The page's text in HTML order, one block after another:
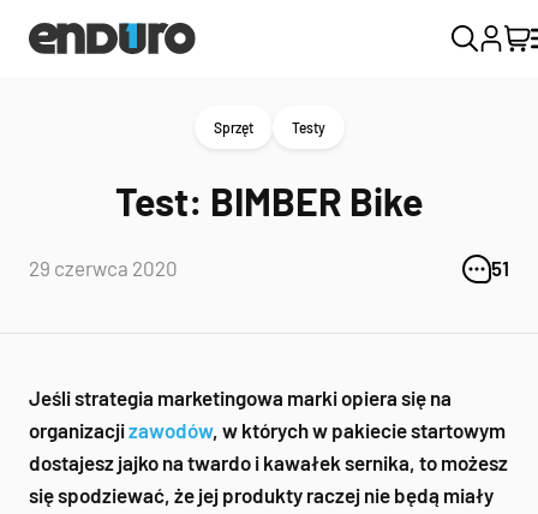
Sprzęt Testy
Test: BIMBER Bike
29 czerwca 2020 51
Jeśli strategia marketingowa marki opiera się na
organizacjizawodów, w których w pakiecie startowym
dostajesz jajko na twardo i kawałek sernika, to możesz
się spodziewać, że jej produkty raczej nie będą miały